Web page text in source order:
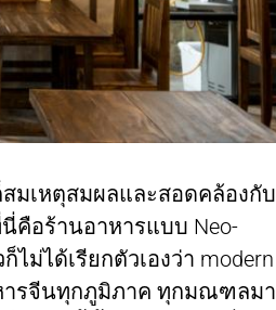
มเหตุสมผลและสอดคล้องกับ
คือร้านอาหารแบบ Neo-
ม่ได้เรียกตัวเองว่า modern
ารจีนทุกภูมิภาค ทุกมณฑลมา